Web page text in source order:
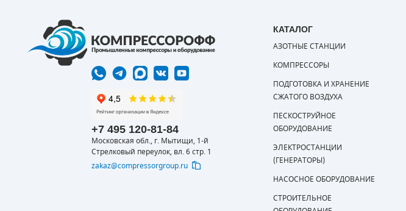
+7 495 120-81-84
Московская обл., г. Мытищи, 1-й
Стрелковый переулок, вл. 6 стр. 1
zakaz@compressorgroup.ru
КАТАЛОГ
АЗОТНЫЕ СТАНЦИИ
КОМПРЕССОРЫ
ПОДГОТОВКА И ХРАНЕНИЕ
СЖАТОГО ВОЗДУХА
ПЕСКОСТРУЙНОЕ
ОБОРУДОВАНИЕ
ЭЛЕКТРОСТАНЦИИ
(ГЕНЕРАТОРЫ)
НАСОСНОЕ ОБОРУДОВАНИЕ
СТРОИТЕЛЬНОЕ